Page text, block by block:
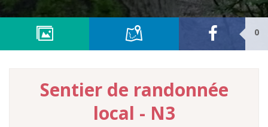
REJOIGNEZ-NOUS
SHOP
0
Sentier de randonnée
local - N3